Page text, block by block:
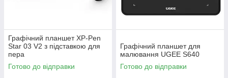
Графічний планшет XP-Pen
Star 03 V2 з підставкою для
пера
Готово до відправки
Графічний планшет для
малювання UGEE S640
Готово до відправки